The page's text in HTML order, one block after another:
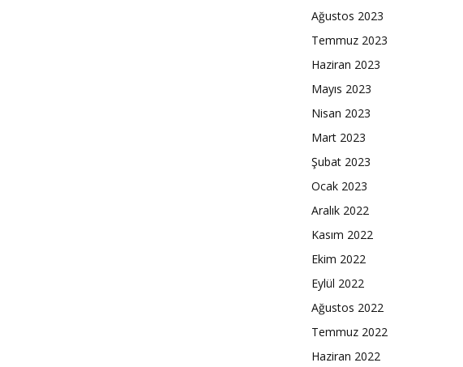
Ağustos 2023
Temmuz 2023
Haziran 2023
Mayıs 2023
Nisan 2023
Mart 2023
Şubat 2023
Ocak 2023
Aralık 2022
Kasım 2022
Ekim 2022
Eylül 2022
Ağustos 2022
Temmuz 2022
Haziran 2022